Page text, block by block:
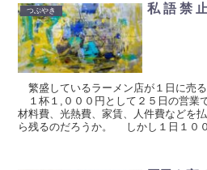
つぶやき 私 語 禁
繁盛しているラーメン店が１日に売る
１杯１,０００円として２５日の営
材料費、光熱費、家賃、人件費などを
ら残るのだろうか。 しかし１日１０